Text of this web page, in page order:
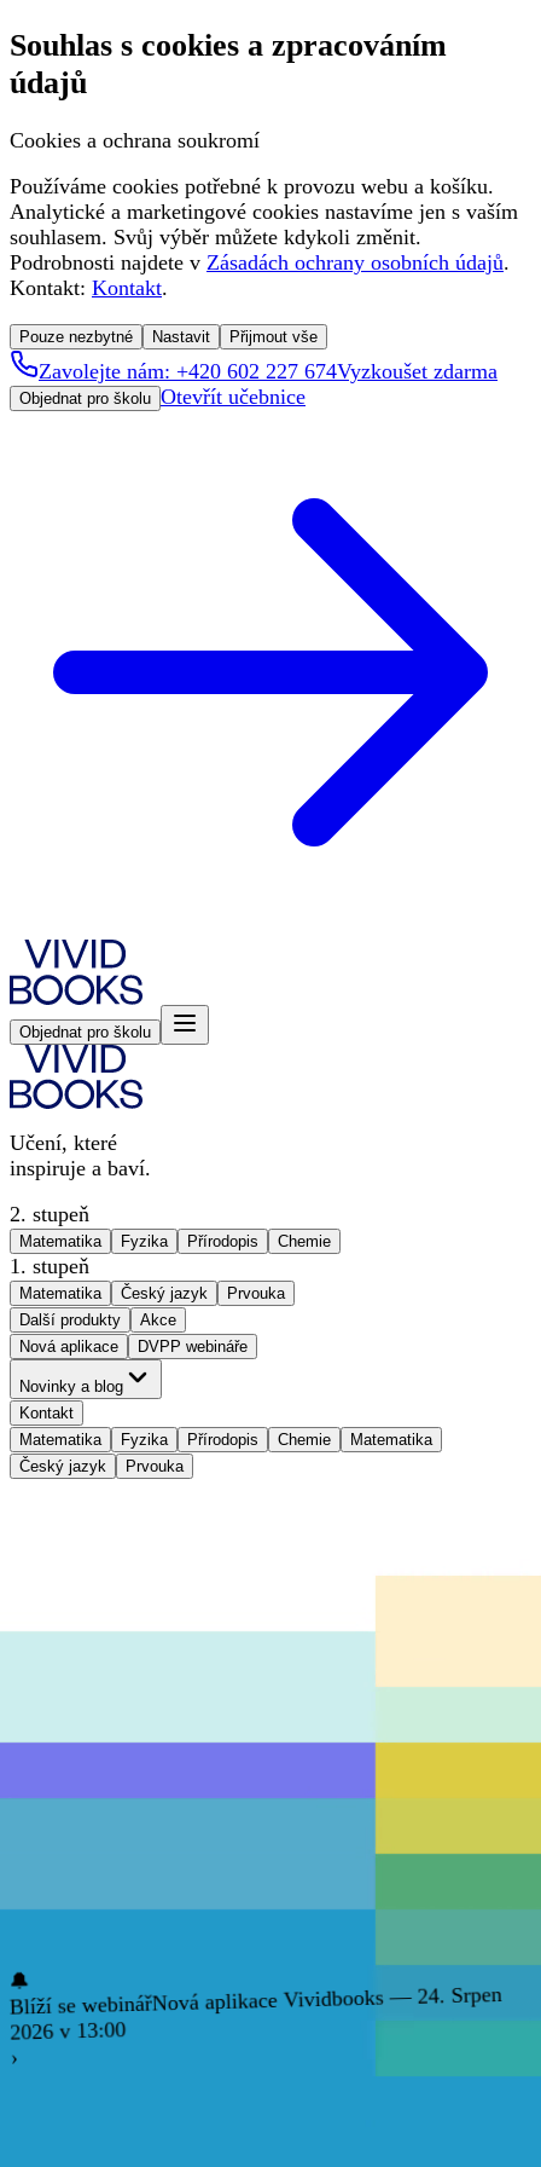
Souhlas s cookies a zpracováním
údajů
Cookies a ochrana soukromí
Používáme cookies potřebné k provozu webu a košíku.
Analytické a marketingové cookies nastavíme jen s vaším
souhlasem. Svůj výběr můžete kdykoli změnit.
Podrobnosti najdete v Zásadách ochrany osobních údajů.
Kontakt: Kontakt.
Pouze nezbytné Nastavit Přijmout vše
Zavolejte nám: +420 602 227 674Vyzkoušet zdarma
Objednat pro školu Otevřít učebnice
Objednat pro školu
Učení, které
inspiruje a baví.
2. stupeň
Matematika Fyzika Přírodopis Chemie
1. stupeň
Matematika Český jazyk
Prvouka
Další produkty
Akce
Nová aplikace
DVPP webináře
Novinky a blog
Kontakt
Matematika
Fyzika Přírodopis Chemie
Matematika
Český jazyk
Prvouka
🔔
Blíží se webinářNová aplikace Vividbooks — 24. Srpen
2026 v 13:00
›